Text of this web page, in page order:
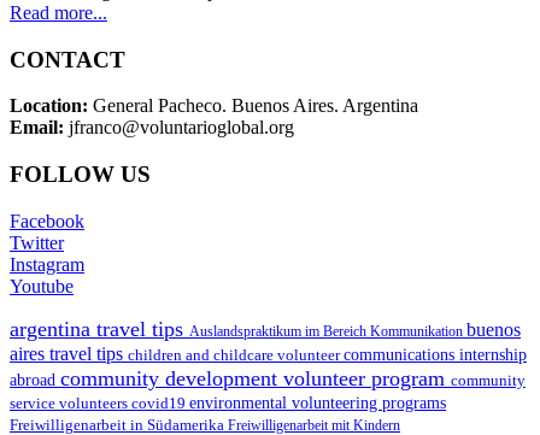
Read more...
CONTACT
Location: General Pacheco. Buenos Aires. Argentina
Email: jfranco@voluntarioglobal.org
FOLLOW US
Facebook
Twitter
Instagram
Youtube
argentina travel tips Auslandspraktikum im Bereich Kommunikation buenos
aires travel tips children and childcare volunteercommunications internship
abroad community development volunteer program community
service volunteers covid19 environmental volunteering programs
Freiwilligenarbeit in Südamerika Freiwilligenarbeit mit Kindern